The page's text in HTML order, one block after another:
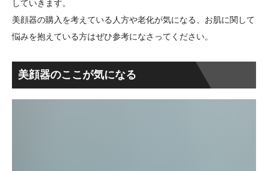
していきます。
美顔器の購入を考えている人方や老化が気になる、お肌に関して
悩みを抱えている方はぜひ参考になさってください。
美顔器のここが気になる